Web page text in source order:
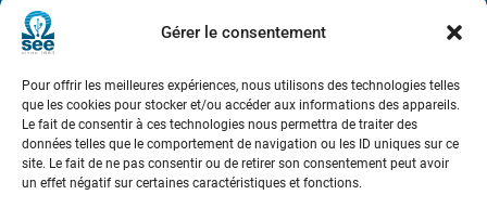
Gérer le consentement
Pour offrir les meilleures expériences, nous utilisons des technologies telles
que les cookies pour stocker et/ou accéder aux informations des appareils.
Le fait de consentir à ces technologies nous permettra de traiter des
données telles que le comportement de navigation ou les ID uniques sur ce
site. Le fait de ne pas consentir ou de retirer son consentement peut avoir
un effet négatif sur certaines caractéristiques et fonctions.
Métro : « Boissière » Ligne 6 et « Iéna » Ligne 9
Téléphone : (+33) 1 56 90 37 17
N° de SIREN : 785 393 232, Code APE : 9412Z TVA intra-
communautaire : FR44 785 393 232